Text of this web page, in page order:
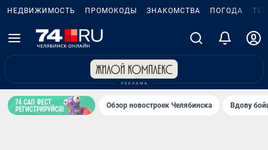
НЕДВИЖИМОСТЬ ПРОМОКОДЫ ЗНАКОМСТВА ПОГОДА
Обзор новостроек Челябинска Вдову